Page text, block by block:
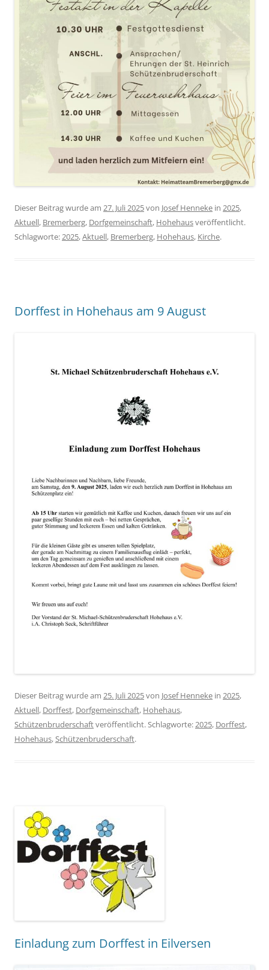
Dieser Beitrag wurde am 27. Juli 2025von Josef Henneke in 2025,
Aktuell, Bremerberg, Dorfgemeinschaft, Hohehausveröffentlicht.
Schlagworte:2025,Aktuell, Bremerberg, Hohehaus, Kirche.
Dorffest in Hohehaus am 9 August
Dieser Beitrag wurde am 25. Juli 2025von Josef Henneke in 2025,
Aktuell, Dorffest, Dorfgemeinschaft, Hohehaus,
Schützenbruderschaftveröffentlicht. Schlagworte:2025, Dorffest,
Hohehaus,Schützenbruderschaft.
Einladung zum Dorffest in Eilversen